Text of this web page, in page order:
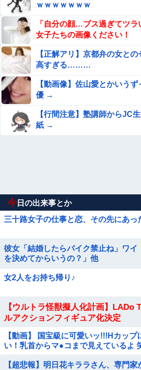
ｗｗｗｗｗｗｗ
「自分の顔…ブス過ぎてツ
女子たちの画像ください！
【正解アリ】京都弁の女と
高すぎる………
【動画像】佐山愛とかいう
優 →
【行間注意】塾講師からJC
紙 →
今 日の出来事とか
三十路女子の仕事と恋、その先にあっ
彼女「結婚したらバイク禁止ね」ワイ
を決めてからいうの？」他
女2人をお持ち帰り♪
【ウルトラ怪獣擬人化計画】LADo
ルアクションフィギュア化決定
【動画】 国宝級に可愛いッ!!!Hカッ
い！乳首からマ●コまで見えているよ
【超悲報】明日花キララさん、専門